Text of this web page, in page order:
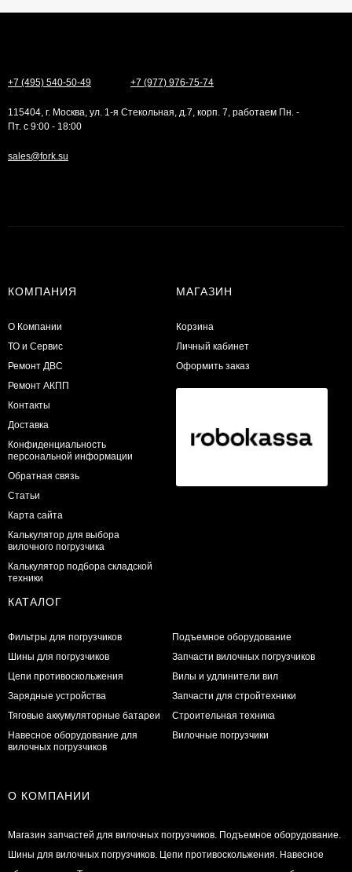
+7 (495) 540-50-49 +7 (977) 976-75-74
115404, г. Москва, ул. 1-я Стекольная, д.7, корп. 7, работаем Пн. -
Пт. с 9:00 - 18:00
sales@fork.su
КОМПАНИЯ
О Компании
ТО и Сервис
​Ремонт ДВС
Ремонт АКПП
Контакты
Доставка
Конфиденциальность
персональной информации
Обратная связь
Статьи
Карта сайта
Калькулятор для выбора
вилочного погрузчика
Калькулятор подбора складской
техники
МАГАЗИН
Корзина
Личный кабинет
Оформить заказ
КАТАЛОГ
Фильтры для погрузчиков
Шины для погрузчиков
Цепи противоскольжения
Зарядные устройства
Тяговые аккумуляторные батареи
Навесное оборудование для
вилочных погрузчиков
Подъемное оборудование
Запчасти вилочных погрузчиков
Вилы и удлинители вил
Запчасти для стройтехники
Строительная техника
Вилочные погрузчики
О КОМПАНИИ
Магазин запчастей для вилочных погрузчиков. Подъемное оборудование.
Шины для вилочных погрузчиков. Цепи противоскольжения. Навесное